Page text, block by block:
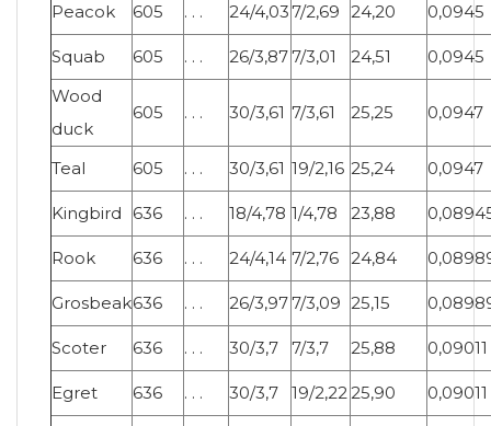
Peacok 605 . . . 24/4,037/2,69 24,20 0,0945
Squab 605 . . . 26/3,877/3,01 24,51
0,0945
Wood
duck
605 . . . 30/3,61 7/3,61 25,25 0,0947
Teal 605 . . . 30/3,61 19/2,16 25,24 0,0947
Kingbird 636 . . . 18/4,78 1/4,78 23,88
Rook 636 . . . 24/4,14 7/2,76 24,84
Grosbeak636 . . . 26/3,977/3,09 25,15
Scoter 636 . . . 30/3,7 7/3,7 25,88 0,09011
Egret 636 . . . 30/3,7 19/2,2225,90 0,09011